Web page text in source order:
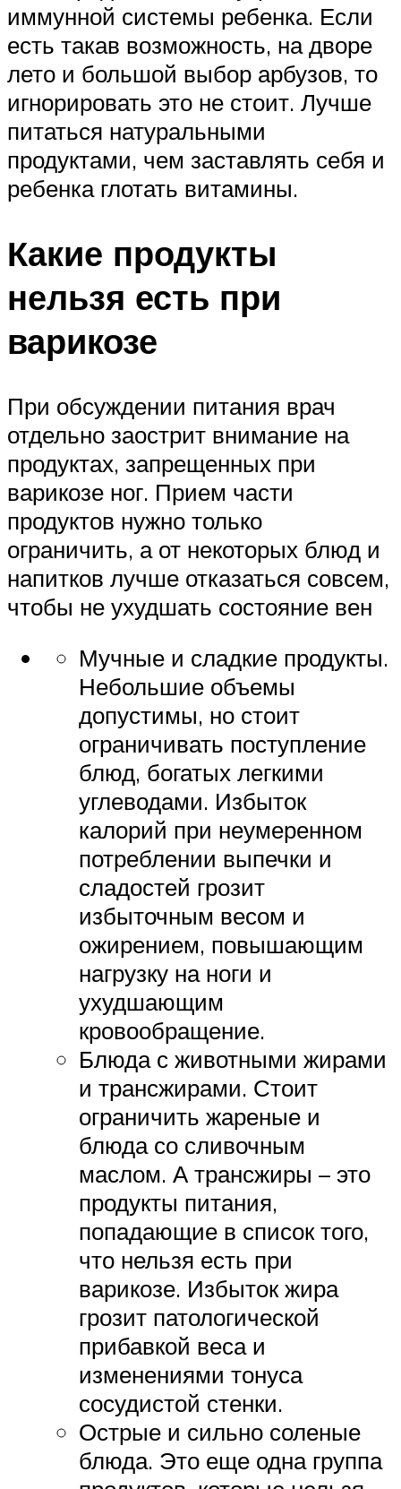
иммунной системы ребенка. Если
есть такав возможность, на дворе
лето и большой выбор арбузов, то
игнорировать это не стоит. Лучше
питаться натуральными
продуктами, чем заставлять себя и
ребенка глотать витамины.
Какие продукты
нельзя есть при
варикозе
При обсуждении питания врач
отдельно заострит внимание на
продуктах, запрещенных при
варикозе ног. Прием части
продуктов нужно только
ограничить, а от некоторых блюд и
напитков лучше отказаться совсем,
чтобы не ухудшать состояние вен
Мучные и сладкие продукты.
Небольшие объемы
допустимы, но стоит
ограничивать поступление
блюд, богатых легкими
углеводами. Избыток
калорий при неумеренном
потреблении выпечки и
сладостей грозит
избыточным весом и
ожирением, повышающим
нагрузку на ноги и
ухудшающим
кровообращение.
Блюда с животными жирами
и трансжирами. Стоит
ограничить жареные и
блюда со сливочным
маслом. А трансжиры – это
продукты питания,
попадающие в список того,
что нельзя есть при
варикозе. Избыток жира
грозит патологической
прибавкой веса и
изменениями тонуса
сосудистой стенки.
Острые и сильно соленые
блюда. Это еще одна группа